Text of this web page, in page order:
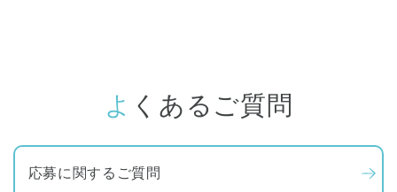
よくあるご質問
応募に関するご質問